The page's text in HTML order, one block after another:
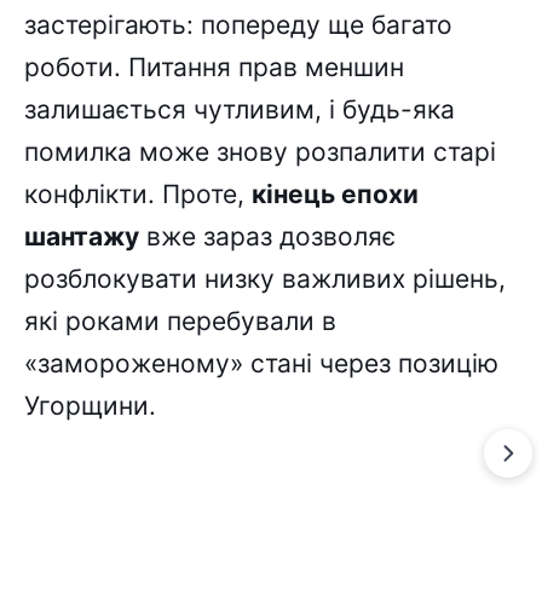
застерігають: попереду ще багато
роботи. Питання прав меншин
залишається чутливим, і будь-яка
помилка може знову розпалити старі
конфлікти. Проте, кінець епохи
шантажу вже зараз дозволяє
розблокувати низку важливих рішень,
які роками перебували в
«замороженому» стані через позицію
Угорщини.